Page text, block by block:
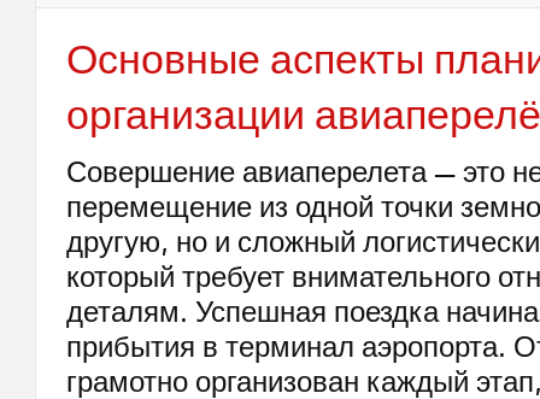
Основные аспекты
организации
Совершение авиаперелета — это
перемещение из одной точки
другую, но и сложный
который требует внимательного
деталям. Успешная поездка
прибытия в терминал аэропорта.
грамотно организован каждый